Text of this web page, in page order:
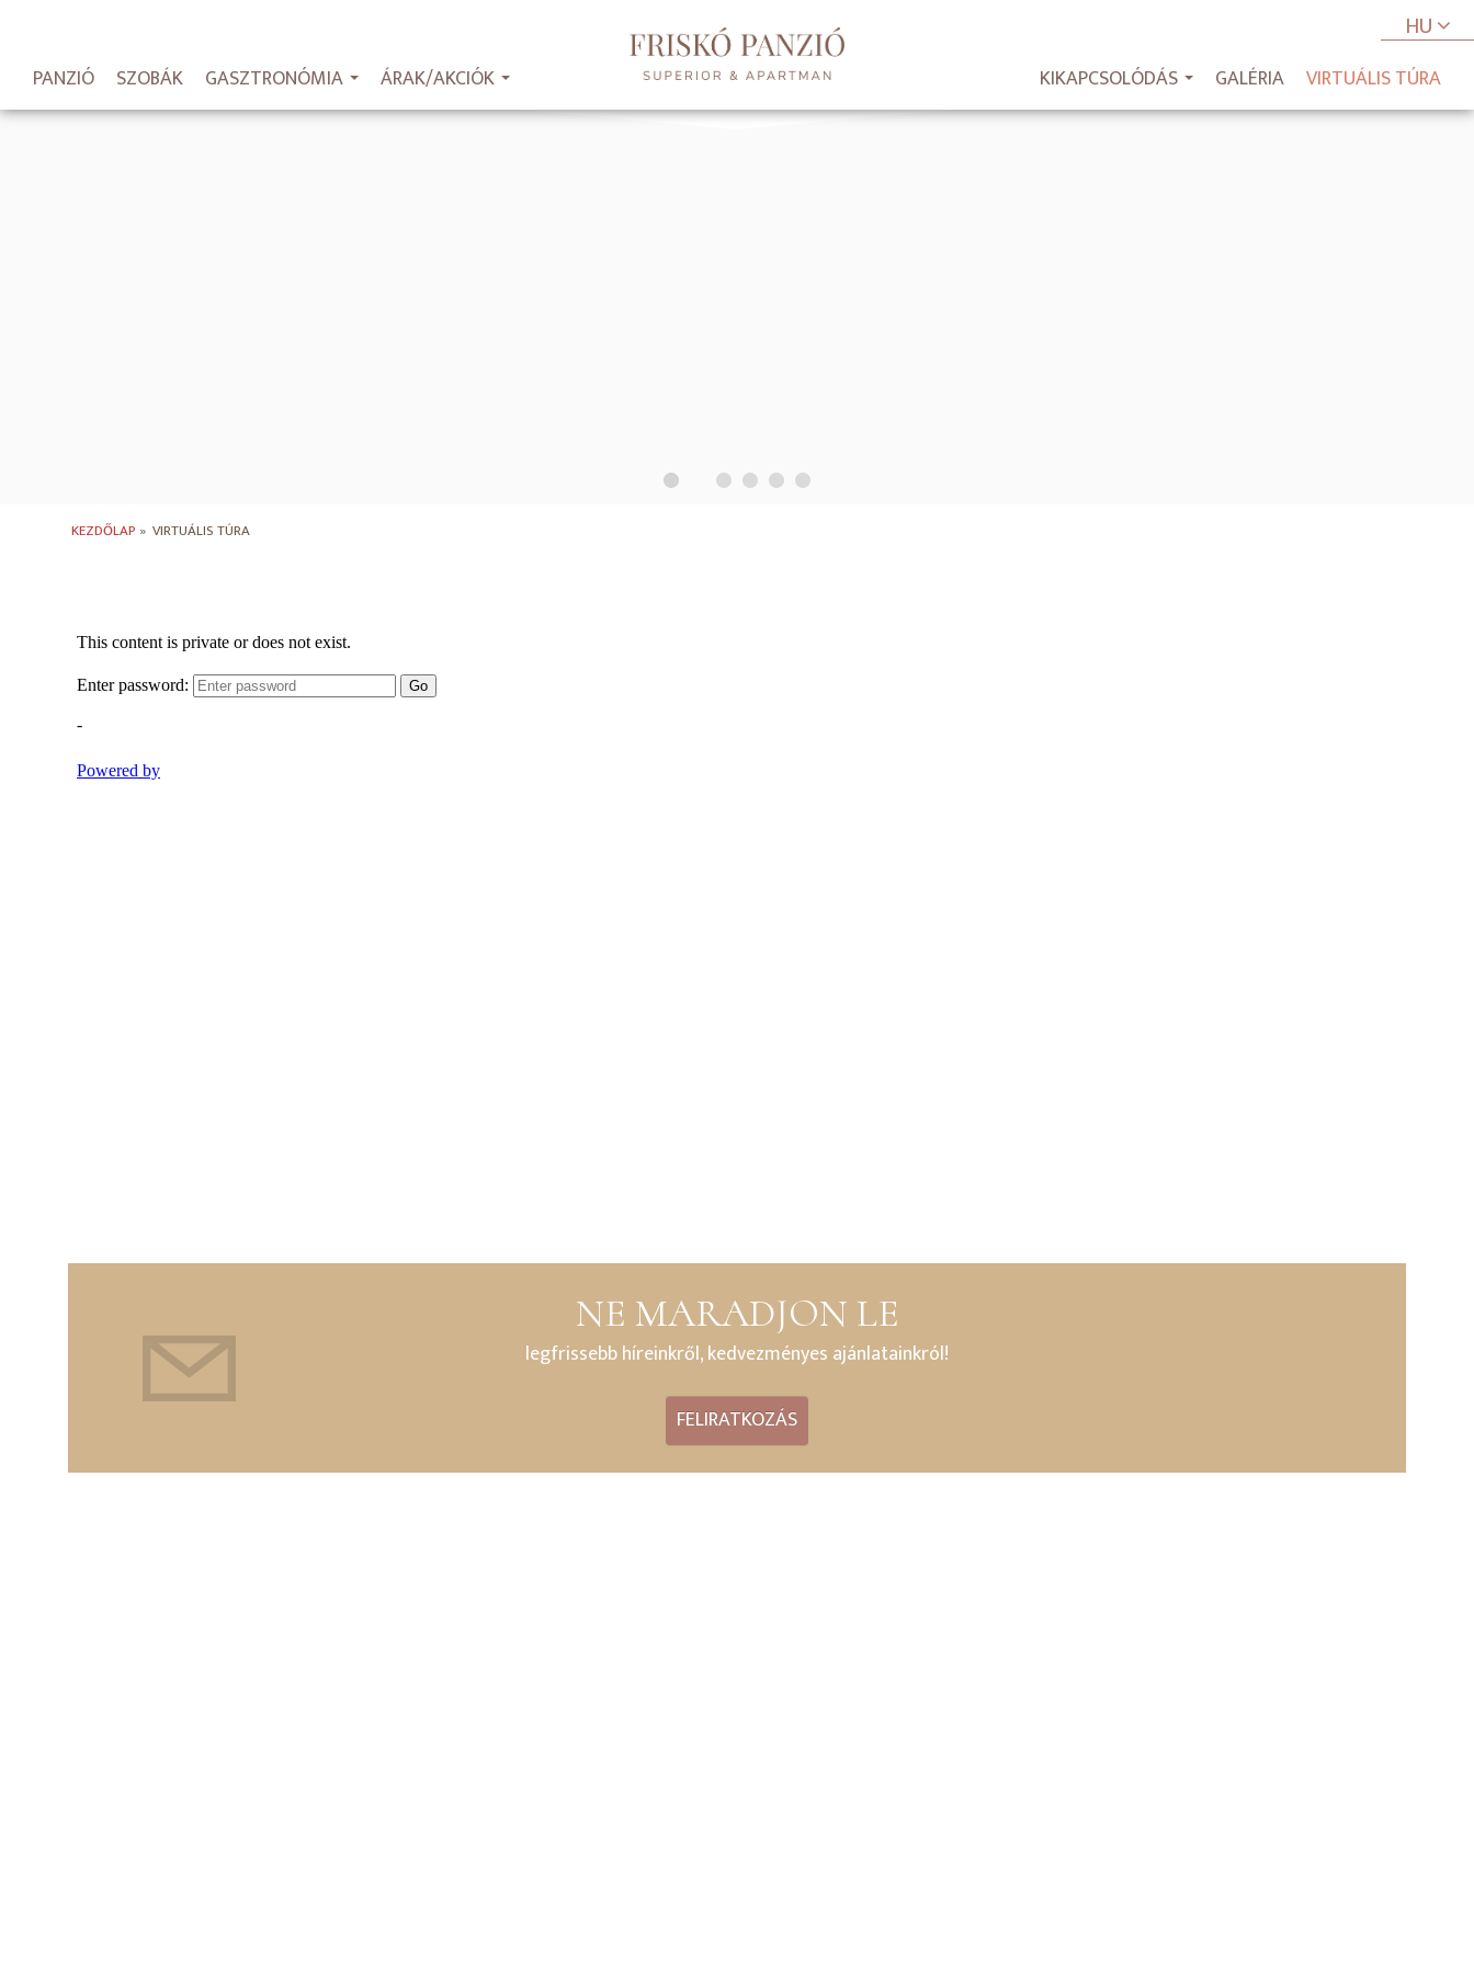
PANZIÓ SZOBÁK GASZTRONÓMIA ÁRAK/AKCIÓK KIKAPCSOLÓDÁS GALÉRIA VIRTUÁLIS TÚRA
HU
KEZDŐLAP » VIRTUÁLIS TÚRA
NE MARADJON LE
legfrissebb híreinkről, kedvezményes ajánlatainkról!
FELIRATKOZÁS